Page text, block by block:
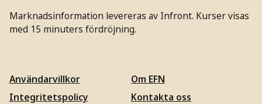
Marknadsinformation levereras av Infront. Kurser visas
med 15 minuters fördröjning.
Användarvillkor
Integritetspolicy
Om EFN
Kontakta oss